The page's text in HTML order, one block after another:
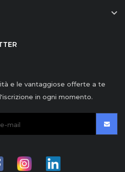

e le vantaggiose offerte a te
in ogni momento.